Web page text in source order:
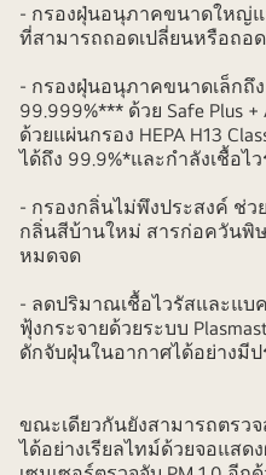
- กรองฝุ่นอนุภาคขนาดใหญ่
ที่สามารถถอดเปลี่ยนหรือถอ
- กรองฝุ่นอนุภาคขนาดเล็กถึ
99.999%*** ด้วย Safe Plus
ด้วยแผ่นกรอง HEPA H13
ได้ถึง 99.9%*และกำลังเชื้อไ
- กรองกลิ่นไม่พึงประสงค์ ช่ว
กลิ่นสีบ้านใหม่ สารก่อควันพิ
หมดจด
- ลดปริมาณเชื้อไวรัสและแบ
ฟุ้งกระจายด้วยระบบ
ดักจับฝุ่นในอากาศได้อย่างมี
ขณะเดียวกันยังสามารถตรว
ได้อย่างเรียลไทม์ด้วยจอแสด